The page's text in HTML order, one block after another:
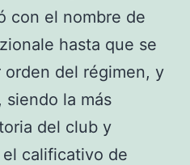
con el nombre de
hasta que se
del régimen, y
siendo la más
del club y
calificativo de